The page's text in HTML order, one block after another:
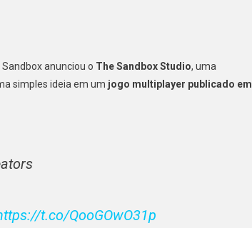
anunciou o The Sandbox Studio, uma
simples ideia em um jogo multiplayer publicado em
t.co/QooGOwO31p